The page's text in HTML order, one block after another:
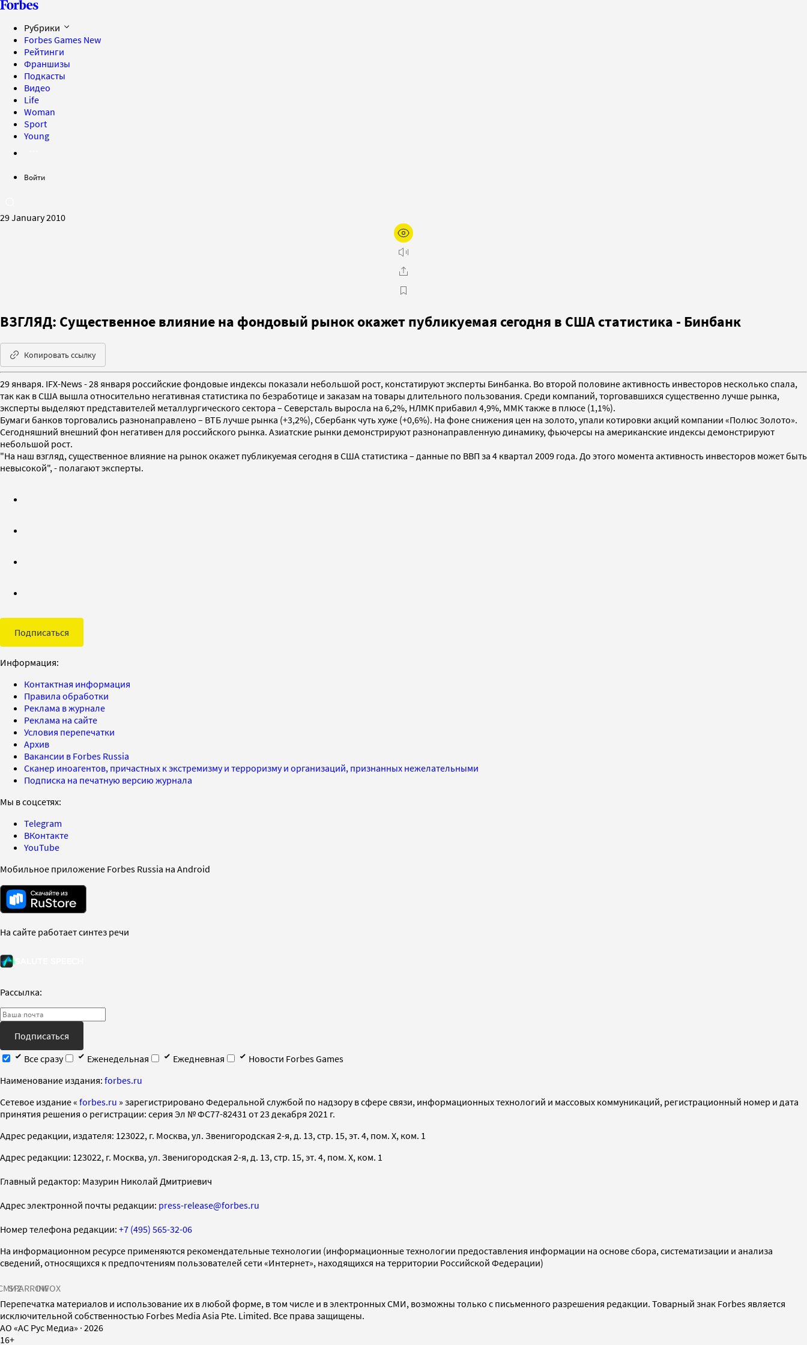
Рубрики
Forbes Games New
Рейтинги
Франшизы
Подкасты
Видео
Life
Woman
Sport
Young
Войти
29 January 2010
ВЗГЛЯД: Существенное влияние на фондовый рынок окажет публикуемая сегодня в США статистика - Бинбанк
Копировать ссылку
29 января. IFX-News - 28 января российские фондовые индексы показали небольшой рост, констатируют эксперты Бинбанка. Во второй половине активность инвесторов несколько спала,
так как в США вышла относительно негативная статистика по безработице и заказам на товары длительного пользования. Среди компаний, торговавшихся существенно лучше рынка,
эксперты выделяют представителей металлургического сектора – Северсталь выросла на 6,2%, НЛМК прибавил 4,9%, ММК также в плюсе (1,1%).
Бумаги банков торговались разнонаправлено – ВТБ лучше рынка (+3,2%), Сбербанк чуть хуже (+0,6%). На фоне снижения цен на золото, упали котировки акций компании «Полюс Золото».
Сегодняшний внешний фон негативен для российского рынка. Азиатские рынки демонстрируют разнонаправленную динамику, фьючерсы на американские индексы демонстрируют
небольшой рост.
"На наш взгляд, существенное влияние на рынок окажет публикуемая сегодня в США статистика – данные по ВВП за 4 квартал 2009 года. До этого момента активность инвесторов может быть
невысокой", - полагают эксперты.
Подписаться
Информация:
Контактная информация
Правила обработки
Реклама в журнале
Реклама на сайте
Условия перепечатки
Архив
Вакансии в Forbes Russia
Сканер иноагентов, причастных к экстремизму и терроризму и организаций, признанных нежелательными
Подписка на печатную версию журнала
Мы в соцсетях:
Telegram
ВКонтакте
YouTube
Мобильное приложение Forbes Russia на Android
На сайте работает синтез речи
Рассылка:
Подписаться
Все сразу
Еженедельная Ежедневная
Новости Forbes Games
Наименование издания: forbes.ru
Cетевое издание « forbes.ru » зарегистрировано Федеральной службой по надзору в сфере связи, информационных технологий и массовых коммуникаций, регистрационный номер и дата
принятия решения о регистрации: серия Эл № ФС77-82431 от 23 декабря 2021 г.
Адрес редакции, издателя: 123022, г. Москва, ул. Звенигородская 2-я, д. 13, стр. 15, эт. 4, пом. X, ком. 1
Адрес редакции: 123022, г. Москва, ул. Звенигородская 2-я, д. 13, стр. 15, эт. 4, пом. X, ком. 1
Главный редактор: Мазурин Николай Дмитриевич
Адрес электронной почты редакции: press-release@forbes.ru
Номер телефона редакции: +7 (495) 565-32-06
На информационном ресурсе применяются рекомендательные технологии (информационные технологии предоставления информации на основе сбора, систематизации и анализа
сведений, относящихся к предпочтениям пользователей сети «Интернет», находящихся на территории Российской Федерации)
SPARROWINFOX
Перепечатка материалов и использование их в любой форме, в том числе и в электронных СМИ, возможны только с письменного разрешения редакции. Товарный знак Forbes является
исключительной собственностью Forbes Media Asia Pte. Limited. Все права защищены.
AO «АС Рус Медиа» · 2026
16+